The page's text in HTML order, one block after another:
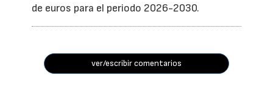
de euros para el periodo 2026-2030.
ver/escribir comentarios